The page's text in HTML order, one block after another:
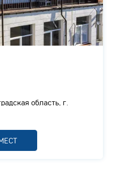
область, г.
шоссе, 1/1